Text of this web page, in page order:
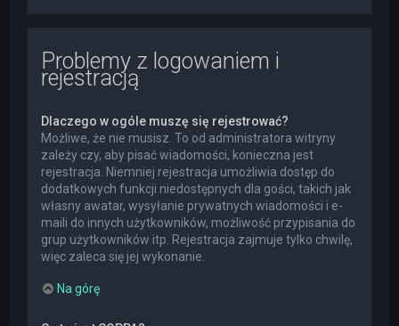
Problemy z logowaniem i
rejestracją
Dlaczego w ogóle muszę się rejestrować?
Możliwe, że nie musisz. To od administratora witryny
zależy czy, aby pisać wiadomości, konieczna jest
rejestracja. Niemniej rejestracja umożliwia dostęp do
dodatkowych funkcji niedostępnych dla gości, takich jak
własny awatar, wysyłanie prywatnych wiadomości i e-
maili do innych użytkowników, możliwość przypisania do
grup użytkowników itp. Rejestracja zajmuje tylko chwilę,
więc zaleca się jej wykonanie.
Na górę